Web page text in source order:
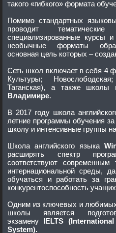
Помимо стандартных
проводит тематические семинары, запускает
специализированные курсы и
необычные форматы
основная цель
Сеть школ включает в себя 4
Культуры;
Таганская), а также школы
Владимире.
В 2017 году школа
летние программы обучения
школу и интенсивные группы на
Школа английского языка
расширять спектр
соответствуют современным требованиям российской и
интернациональной среды,
обучаться и работать за
Одним из ключевых и любимых направлений
школы является
экзамену IELTS (International English Language Testing
System).